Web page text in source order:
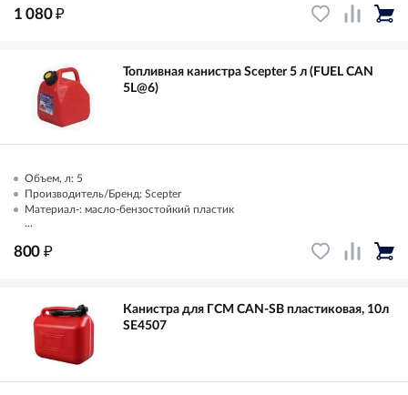
1 080₽
Топливная канистра Scepter 5 л (FUEL CAN
5L@6)
Объем, л: 5
Производитель/Бренд: Scepter
Материал-: масло-бензостойкий пластик
...
800 ₽
Канистра для ГСМ CAN-SB пластиковая, 10л
SE4507